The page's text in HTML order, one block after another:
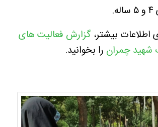
اطلاعات بیشتر، گزارش فعالیت های
شهید چمران را بخوانید.